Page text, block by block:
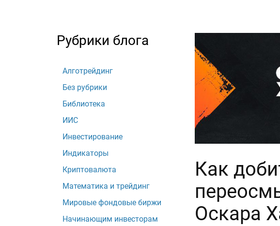
Рубрики блога
Алготрейдинг
Без рубрики
Библиотека
ИИС
Инвестирование
Индикаторы
Криптовалюта
Математика и трейдинг
Мировые фондовые биржи
Начинающим инвесторам
Как
Оскара